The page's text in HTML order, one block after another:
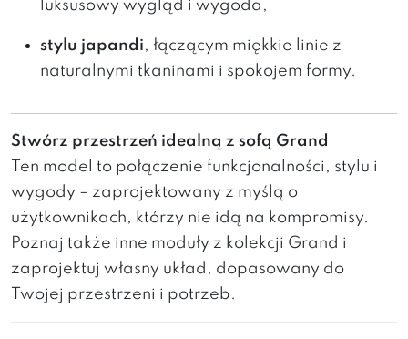
luksusowy wygląd i wygoda,
stylu japandi, łączącym miękkie linie z
naturalnymi tkaninami i spokojem formy.
Stwórz przestrzeń idealną z sofą Grand
Ten model to połączenie funkcjonalności, stylu i
wygody – zaprojektowany z myślą o
użytkownikach, którzy nie idą na kompromisy.
Poznaj także inne moduły z kolekcji Grand i
zaprojektuj własny układ, dopasowany do
Twojej przestrzeni i potrzeb.